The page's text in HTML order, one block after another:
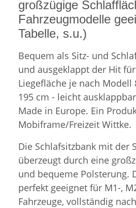
großzügige
Fahrzeugmodelle
Tabelle, s.u.)
Bequem als Sitz- und
und ausgeklappt der Hit
Liegefläche je nach Modell
195 cm - leicht
Made in Europe. Ein
Mobiframe/Freizeit Wittke.
Die Schlafsitzbank mit der
überzeugt durch eine
und bequeme Polsterung.
perfekt geeignet für M1-,
Fahrzeuge, vollständig nach